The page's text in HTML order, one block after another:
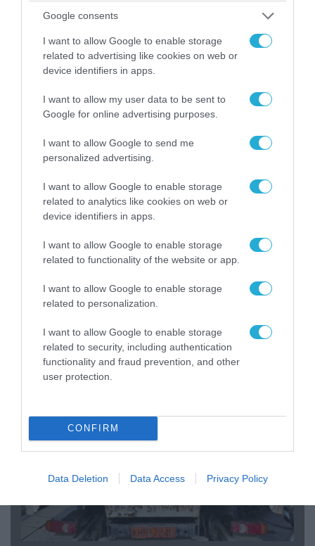
Google consents
I want to allow Google to enable storage
related to advertising like cookies on web or
device identifiers in apps.
I want to allow my user data to be sent to
Google for online advertising purposes.
I want to allow Google to send me
personalized advertising.
I want to allow Google to enable storage
related to analytics like cookies on web or
device identifiers in apps.
I want to allow Google to enable storage
related to functionality of the website or app.
I want to allow Google to enable storage
related to personalization.
I want to allow Google to enable storage
related to security, including authentication
functionality and fraud prevention, and other
user protection.
CONFIRM
Data Deletion Data Access Privacy Policy
06.08.2026 | 21:02
Τελεσίγραφο του Ιράν στις χώρες του Κόλπου:
«Σταματήστε τον Τραμπ αλλιώς θα σας
χτυπήσουμε σκληρά»
06.08.2026 | 14:02
Αθήνα: Απομακρύνθηκαν παράνομα
αντικείμενα από κοινόχρηστους χώρους
ΠΟΛΙΤΙΚΗ